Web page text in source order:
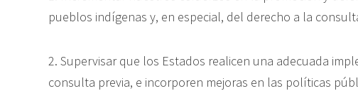
pueblos indígenas y, en especial, del derecho a la
2. Supervisar que los Estados realicen una adecuada
consulta previa, e incorporen mejoras en las políticas